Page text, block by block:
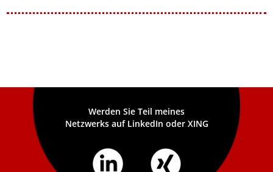
Werden Sie Teil meines
Netzwerks auf LinkedIn oder XING